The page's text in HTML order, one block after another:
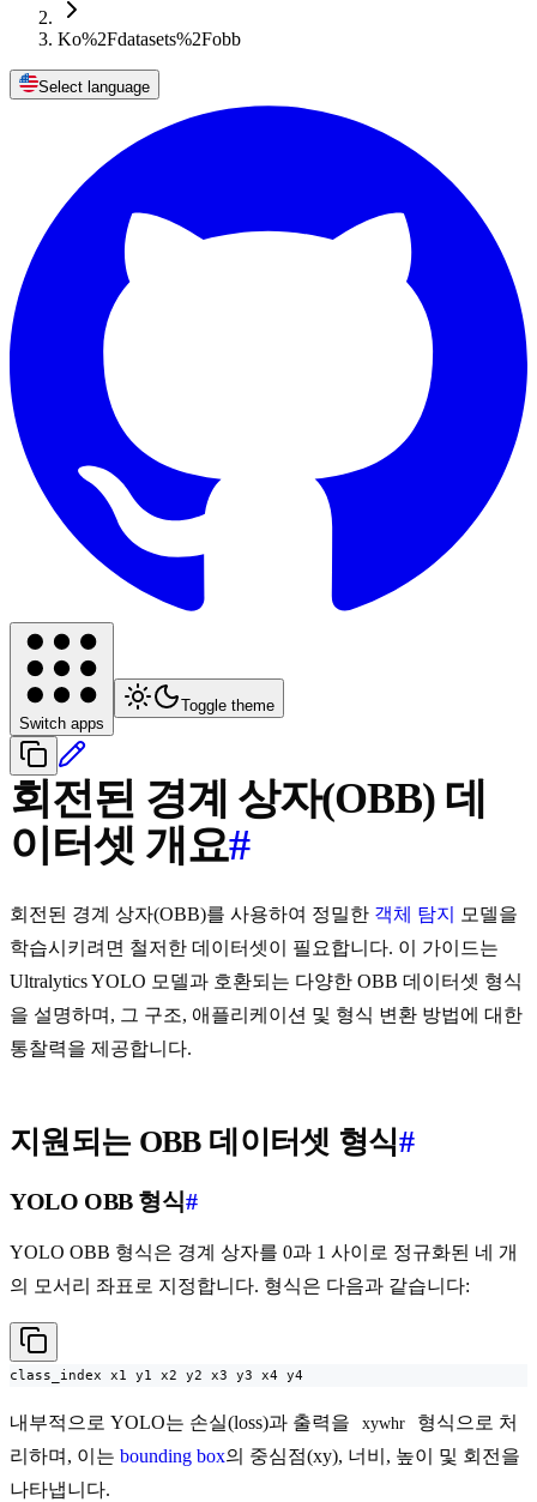
Ko%2Fdatasets%2Fobb
Select language
Switch apps
Toggle theme
회전된 경계 상자(OBB) 데
이터셋 개요#
회전된 경계 상자(OBB)를 사용하여 정밀한 객체 탐지
모델을
학습시키려면 철저한 데이터셋이 필요합니다. 이 가이드는
Ultralytics YOLO 모델과 호환되는 다양한 OBB 데이터셋 형식
을 설명하며, 그 구조, 애플리케이션 및 형식 변환 방법에 대한
통찰력을 제공합니다.
지원되는 OBB 데이터셋 형식#
YOLO OBB 형식#
YOLO OBB 형식은 경계 상자를 0과 1 사이로 정규화된 네 개
의 모서리 좌표로 지정합니다. 형식은 다음과 같습니다:
class_index x1 y1 x2 y2 x3 y3 x4 y4
내부적으로 YOLO는 손실(loss)과 출력을 xywhr
형식으로 처
리하며, 이는 bounding box의 중심점(xy), 너비, 높이 및 회전을
나타냅니다.